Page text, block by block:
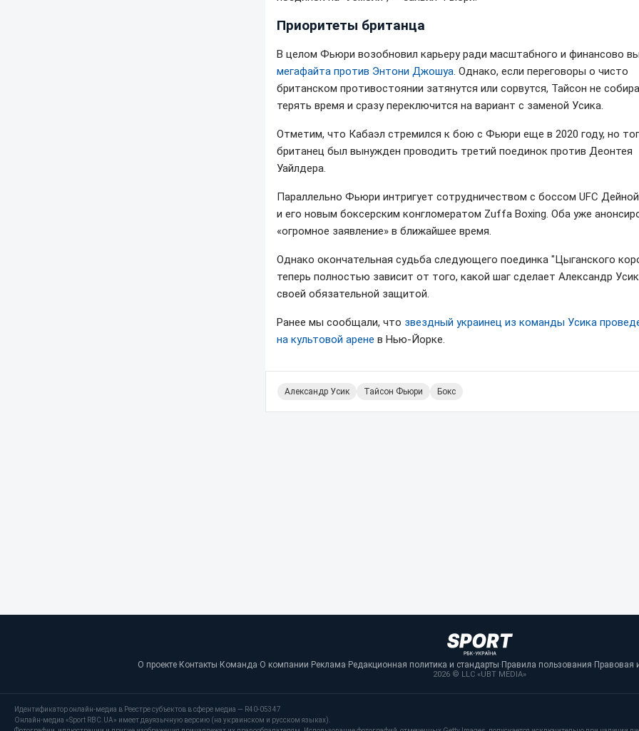
Приоритеты британца
В целом Фьюри возобновил карьеру ради масштабного и финансово
мегафайта против Энтони Джошуа. Однако, если переговоры о чисто
британском противостоянии затянутся или сорвутся, Тайсон не
терять время и сразу переключится на вариант с заменой Усика.
Отметим, что Кабаэл стремился к бою с Фьюри еще в 2020 году, но
британец был вынужден проводить третий поединок против Деонтея
Уайлдера.
Параллельно Фьюри интригует сотрудничеством с боссом UFC
и его новым боксерским конгломератом Zuffa Boxing. Оба уже
«огромное заявление» в ближайшее время.
Однако окончательная судьба следующего поединка "Цыганского
теперь полностью зависит от того, какой шаг сделает Александр
своей обязательной защитой.
Ранее мы сообщали, что звездный украинец из команды Усика
на культовой арене в Нью-Йорке.
Александр Усик Тайсон Фьюри Бокс
О проекте· Контакты· Команда·О компании· Реклама· Редакционная политика и стандарты· Правила пользования· Правовая
2026 © LLC «UBT MEDIA»
Идентификатор онлайн-медиа в Реестре субъектов в сфере медиа — R40-05347
Онлайн-медиа «Sport RBC.UA» имеет двуязычную версию (на украинском и русском языках).